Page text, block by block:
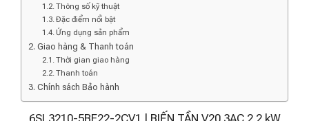
Thông số kỹ thuật
Đặc điểm nổi bật
Ứng dụng sản phẩm
Giao hàng & Thanh toán
Thời gian giao hàng
Thanh toán
Chính sách Bảo hành
6SL3210-5BE22-2CV1 | BIẾN TẦN V20 3AC 2.2 kW